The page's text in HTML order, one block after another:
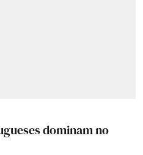
dominam no